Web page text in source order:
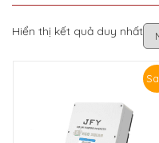
Hiển thị kết quả duy nhất